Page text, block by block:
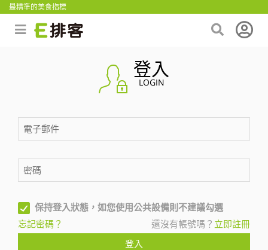
最精準的美食指標
登入
LOGIN
保持登入狀態，如您使用公共設備則不建議勾選
忘記密碼？
還沒有帳號嗎？ 立即註冊
登入